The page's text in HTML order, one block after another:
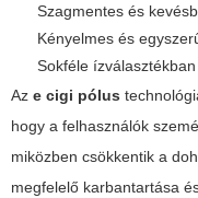
Szagmentes és
Kényelmes és
Sokféle
Az e cigi pólus
hogy a felhasználók
miközben csökkentik a
megfelelő karbantartása